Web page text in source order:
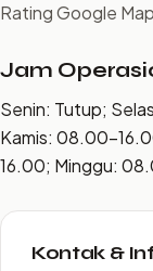
Rating Google
Jam
Senin: Tutup;
Kamis:
16.00; Minggu:
Kontak &